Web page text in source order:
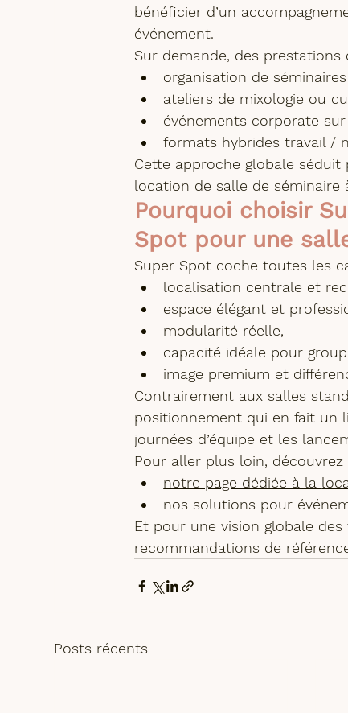
bénéficier d’un
événement.
Sur demande, des
organisation de
ateliers de mixologie ou
événements corporate
formats hybrides travail /
Cette approche globale
location de salle de séminaire
Pourquoi choisir
Spot pour une
Super Spot coche toutes les
localisation centrale et
espace élégant et
modularité réelle,
capacité idéale pour
image premium et
Contrairement aux salles
positionnement qui en fait un
journées d’équipe et les
Pour aller plus loin, découvrez
notre page dédiée à la
nos solutions pour
Et pour une vision globale
recommandations de
Posts récents